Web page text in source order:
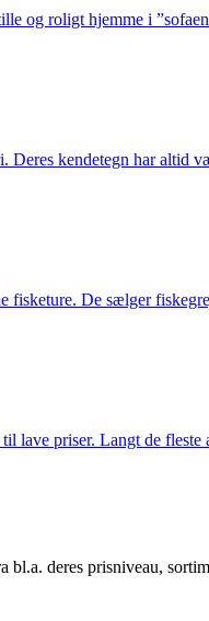
og roligt hjemme i
kendetegn har altid
De sælger
priser. Langt de
deres prisniveau,